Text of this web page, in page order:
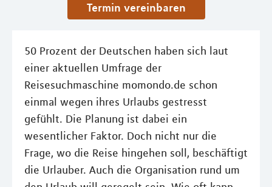
Termin vereinbaren
50 Prozent der Deutschen haben sich laut
einer aktuellen Umfrage der
Reisesuchmaschine momondo.de schon
einmal wegen ihres Urlaubs gestresst
gefühlt. Die Planung ist dabei ein
wesentlicher Faktor. Doch nicht nur die
Frage, wo die Reise hingehen soll, beschäftigt
die Urlauber. Auch die Organisation rund um